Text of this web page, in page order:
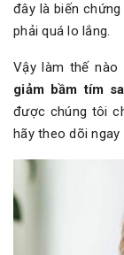
đây là biến
phải quá lo lắng.
Vậy làm thế nào
giảm bầm tím
được chúng tôi
hãy theo dõi